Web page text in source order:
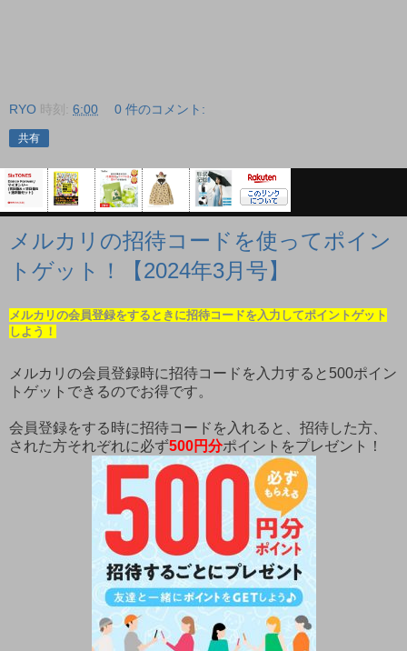
RYO 時刻: 6:00 0 件のコメント:
共有
メルカリの招待コードを使ってポイン
トゲット！【2024年3月号】
メルカリの会員登録をするときに招待コードを入力してポイントゲット
しよう！
メルカリの会員登録時に招待コードを入力すると500ポイン
トゲットできるのでお得です。
会員登録をする時に招待コードを入れると、招待した方、
された方それぞれに必ず500円分ポイントをプレゼント！